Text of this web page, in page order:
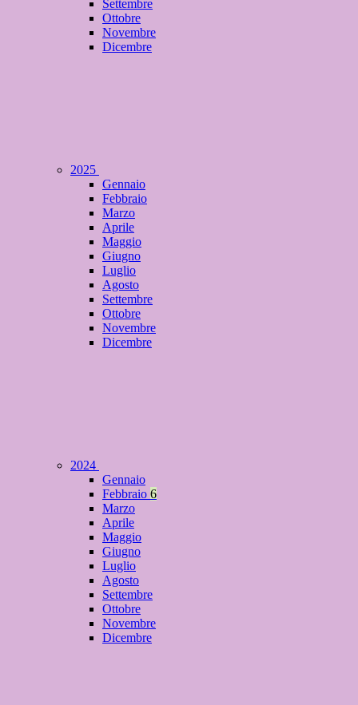
Settembre
Ottobre
Novembre
Dicembre
2025
Gennaio
Febbraio
Marzo
Aprile
Maggio
Giugno
Luglio
Agosto
Settembre
Ottobre
Novembre
Dicembre
2024
Gennaio
Febbraio 6
Marzo
Aprile
Maggio
Giugno
Luglio
Agosto
Settembre
Ottobre
Novembre
Dicembre